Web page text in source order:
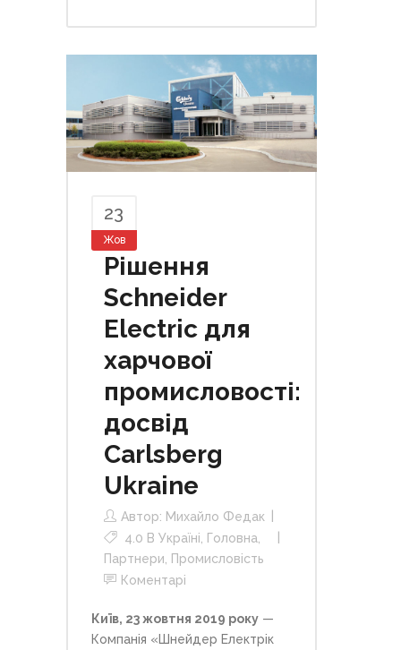
23
Жов
Рішення
Schneider
Electric для
харчової
промисловості:
досвід
Carlsberg
Ukraine
Автор: Михайло Федак
4.0 В Україні, Головна,
Партнери, Промисловість
Коментарі
Київ, 23 жовтня 2019 року —
Компанія «Шнейдер Електрік